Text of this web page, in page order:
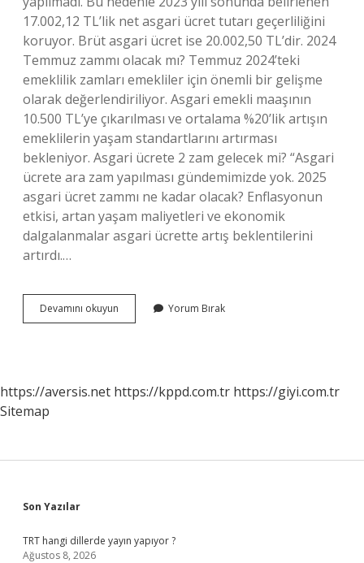
17.002,12 TL’lik net asgari ücret tutarı geçerliliğini
koruyor. Brüt asgari ücret ise 20.002,50 TL’dir. 2024
Temmuz zammı olacak mı? Temmuz 2024’teki
emeklilik zamları emekliler için önemli bir gelişme
olarak değerlendiriliyor. Asgari emekli maaşının
10.500 TL’ye çıkarılması ve ortalama %20’lik artışın
emeklilerin yaşam standartlarını artırması
bekleniyor. Asgari ücrete 2 zam gelecek mi? “Asgari
ücrete ara zam yapılması gündemimizde yok. 2025
asgari ücret zammı ne kadar olacak? Enflasyonun
etkisi, artan yaşam maliyetleri ve ekonomik
dalgalanmalar asgari ücrette artış beklentilerini
artırdı.…
Devamını okuyun
Temmuz
Mı
Yorum Bırak
https://aversis.net https://kppd.com.tr https://giyi.com.tr
Sitemap
Sidebar
Son Yazılar
TRT hangi dillerde yayın yapıyor ?
Ağustos 8, 2026